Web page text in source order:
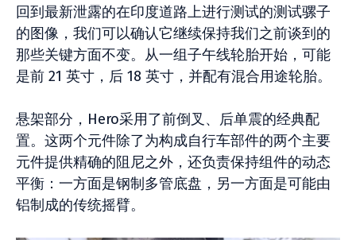
回到最新泄露的在印度道路上进行测试的测试骡子
的图像，我们可以确认它继续保持我们之前谈到的
那些关键方面不变。从一组子午线轮胎开始，可能
是前 21 英寸，后 18 英寸，并配有混合用途轮胎。
悬架部分，Hero采用了前倒叉、后单震的经典配
置。这两个元件除了为构成自行车部件的两个主要
元件提供精确的阻尼之外，还负责保持组件的动态
平衡：一方面是钢制多管底盘，另一方面是可能由
铝制成的传统摇臂。